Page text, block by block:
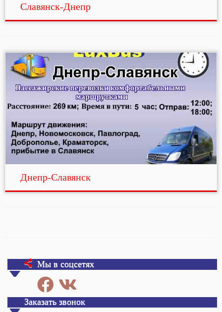
Славянск-Днепр
Днепр-Славянск
Мы в соцсетях
Заказать звонок